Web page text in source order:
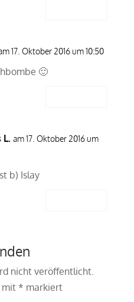
17. Oktober 2016 um 10:50
🙂
L. am 17. Oktober 2016 um
b) Islay
nicht veröffentlicht.
mit * markiert